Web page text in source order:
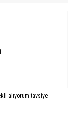
alıyorum tavsiye